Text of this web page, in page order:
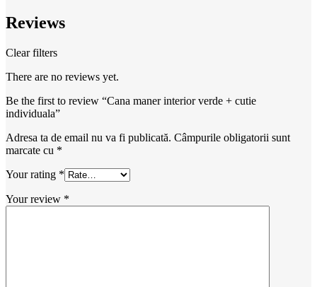
Reviews
Clear filters
There are no reviews yet.
Be the first to review “Cana maner interior verde + cutie
individuala”
Adresa ta de email nu va fi publicată. Câmpurile obligatorii sunt
marcate cu *
Your rating *
Your review *